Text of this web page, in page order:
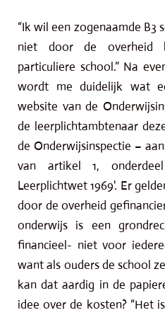
“Ik wil een zogenaamde B3
niet door de overheid
particuliere school.” Na
wordt me duidelijk wat
website van de
de leerplichtambtenaar
de Onderwijsinspectie –
van artikel 1,
Leerplichtwet 1969'. Er
door de overheid
onderwijs is een
financieel- niet voor
want als ouders de school
kan dat aardig in de
idee over de kosten? “Het